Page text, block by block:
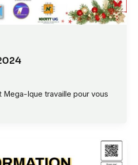
Mega-Ique travaille pour vous